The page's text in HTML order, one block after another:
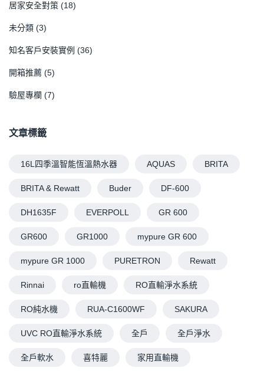
居家安全對策 (18)
未分類 (3)
知名客戶安裝實例 (36)
開箱推薦 (5)
驗屋專欄 (7)
文章標籤
16L四季溫智能恆溫熱水器 AQUAS BRITA
BRITA & Rewatt Buder DF-600
DH1635F EVERPOLL GR 600
GR600 GR1000 mypure GR 600
mypure GR 1000 PURETRON Rewatt
Rinnai ro直輸機 RO直輸淨水系統
RO純水機 RUA-C1600WF SAKURA
UVC RO直輸淨水系統 全戶 全戶淨水
全戶軟水 喜特麗 家用直輸機